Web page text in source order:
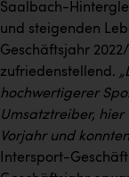
Saalbach-
und steigenden
Geschäftsjahr 2022/
zufriedenstellend.
hochwertigerer
Umsatztreiber,
Vorjahr und
Intersport-